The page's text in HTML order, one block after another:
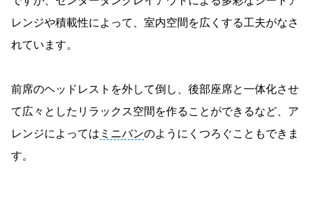
レンジや積載性によって、室内空間を広くする工夫がなさ
れています。
前席のヘッドレストを外して倒し、後部座席と一体化させ
て広々としたリラックス空間を作ることができるなど、ア
レンジによっては ミニバンのようにくつろぐこともできま
す。